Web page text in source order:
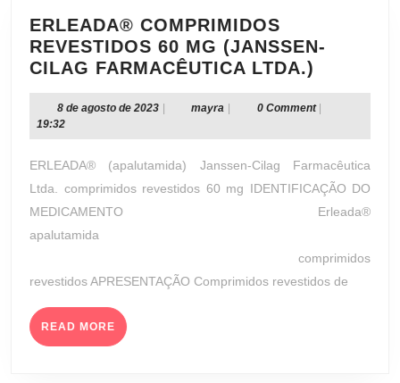
ERLEADA® COMPRIMIDOS
REVESTIDOS 60 MG (JANSSEN-
CILAG FARMACÊUTICA LTDA.)
CILAG
8 de agosto de 20238
agosto
2023
mayra mayra 0 Comment
19:32
ERLEADA® (apalutamida) Janssen-Cilag Farmacêutica
Ltda. comprimidos revestidos 60 mg IDENTIFICAÇÃO DO
MEDICAMENTO Erleada®
apalutamida
comprimidos
revestidos APRESENTAÇÃO Comprimidos revestidos de
READ MORE READ
MORE